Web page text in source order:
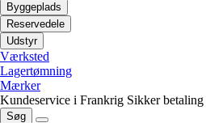
Byggeplads
Reservedele
Udstyr
Værksted
Lagertømning
Mærker
Kundeservice i Frankrig Sikker betaling
Søg